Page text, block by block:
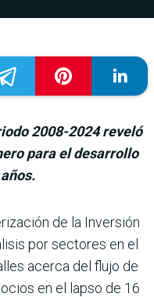
2008-2024 reveló
para el desarrollo
de la Inversión
por sectores en el
acerca del flujo de
en el lapso de 16